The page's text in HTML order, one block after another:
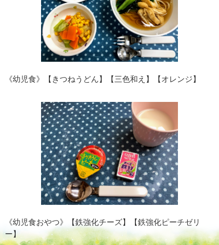
《幼児食》【きつねうどん】【三色和え】【オレンジ】
《幼児食おやつ》【鉄強化チーズ】【鉄強化ピーチゼリ
ー】